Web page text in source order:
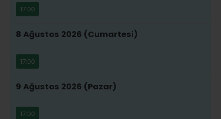
17:00
8 Ağustos 2026 (Cumartesi)
17:00
9 Ağustos 2026 (Pazar)
17:00